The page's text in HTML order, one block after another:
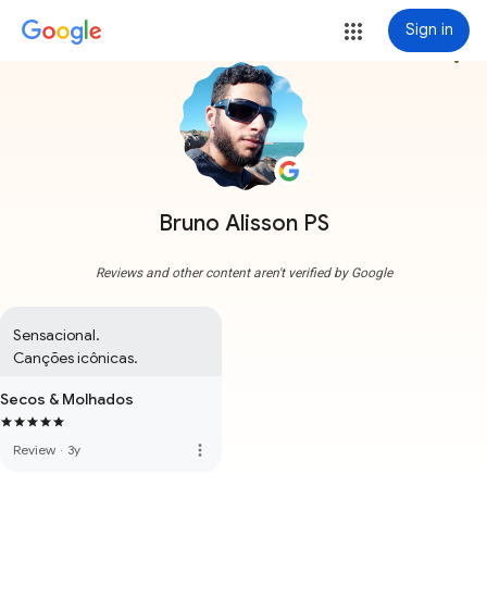
Sign in
Bruno Alisson PS
more_vert
Reviews and other content aren't verified by Google
Sensacional.
Canções icônicas.
Secos & Molhados
Review · 3y more_vert